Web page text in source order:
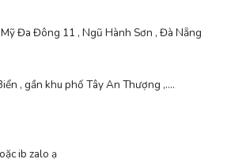
Đa Đông 11 , Ngũ Hành Sơn , Đà Nẵng
, gần khu phố Tây An Thượng ,….
ib zalo ạ